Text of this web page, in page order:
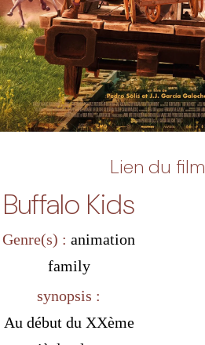
Lien du film
Buffalo Kids
Genre(s) :animation
family
synopsis :
Au début du XXème